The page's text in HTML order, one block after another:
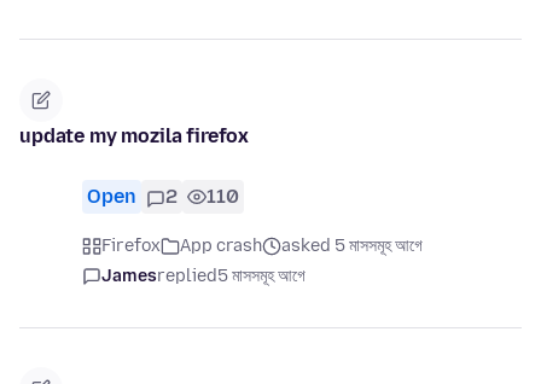
update my mozila firefox
Open 2 110
Firefox App crash
asked 5 মাসসমূহ আগে
Jamesreplied5 মাসসমূহ আগে